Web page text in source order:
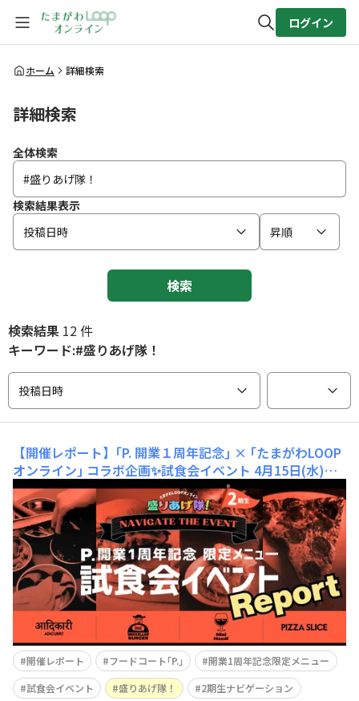
全体検索
ログイン
ホーム 詳細検索
詳細検索
全体検索
検索結果表示
投稿日時
昇順
検索
検索結果 12 件
キーワード:#盛りあげ隊！
投稿日時
【開催レポート】｢P. 開業１周年記念｣ × ｢たまがわLOOP
オンライン｣ コラボ企画✨試食会イベント 4月15日(水)、
盛りあげ隊！２期生 初イベント✨️となる ｢P.｣ 開業１周年
記念 限定メニュー 試食会を開催！当日は各店舗から１品
ずつ、限定メニューをご用意。４品🍛🍔🍪🍕をお試しいた
だけるよう、通常より少なめの盛り付けにて提供いたしま
した。まずは乾杯からはじまり、試食会開始！
開催レポート フードコート｢P.｣
開業1周年記念限定メニュー
試食会イベント
盛りあげ隊！ 2期生ナビゲーション